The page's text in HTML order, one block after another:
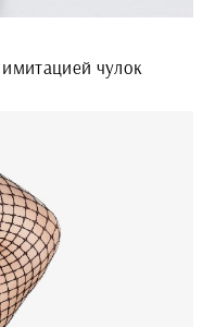
чулок